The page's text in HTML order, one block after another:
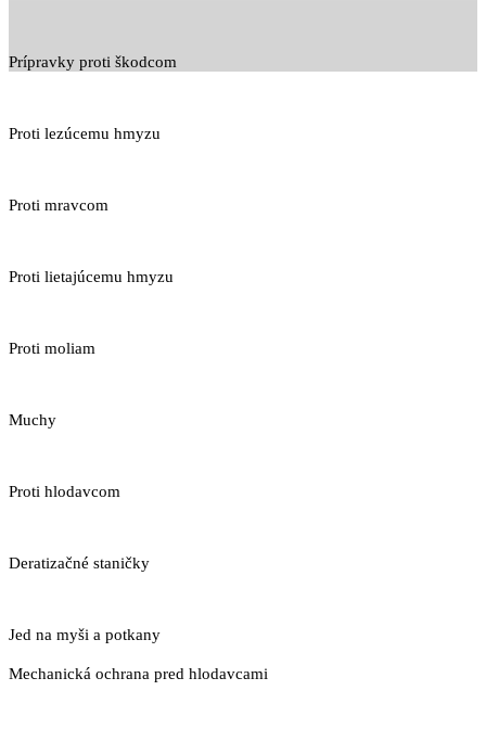
Prípravky proti škodcom
Proti lezúcemu hmyzu
Proti mravcom
Proti lietajúcemu hmyzu
Proti moliam
Muchy
Proti hlodavcom
Deratizačné staničky
Jed na myši a potkany
Mechanická ochrana pred hlodavcami